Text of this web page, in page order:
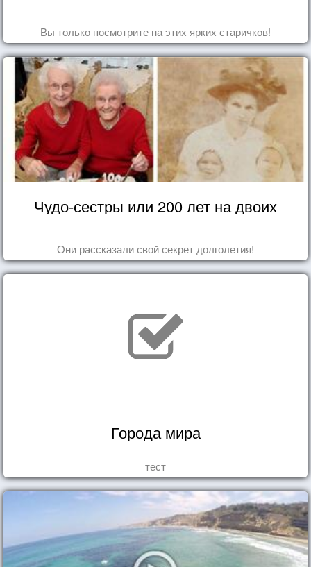
Вы только посмотрите на этих ярких старичков!
Чудо-сестры или 200 лет на двоих
Они рассказали свой секрет долголетия!
Города мира
тест